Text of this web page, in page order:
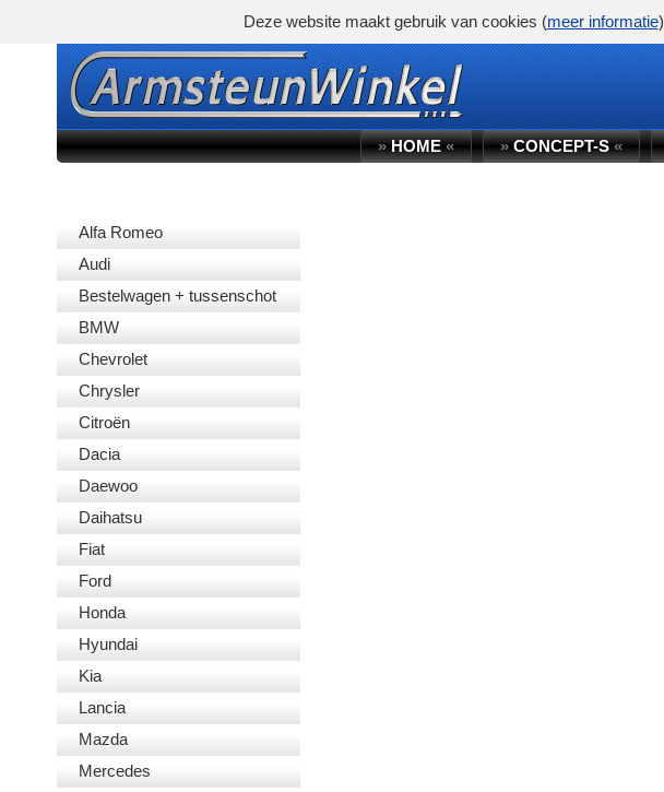
»HOME« »CONCEPT-S«
Alfa Romeo
Audi
Bestelwagen + tussenschot
BMW
Chevrolet
Chrysler
Citroën
Dacia
Daewoo
Daihatsu
Fiat
Ford
Honda
Hyundai
Kia
Lancia
Mazda
Mercedes
Deze website maakt gebruik van cookies (meer informatie)